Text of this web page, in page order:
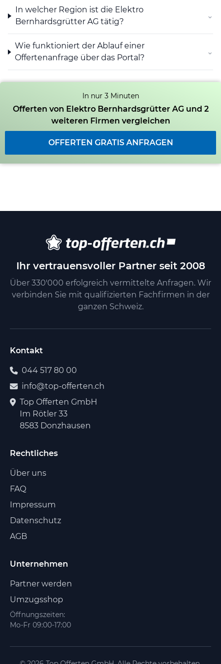
In welcher Region ist die Elektro
Bernhardsgrütter AG tätig?
⌄
Wie funktioniert der Ablauf einer
Offertenanfrage über das Portal?
⌄
In nur 3 Minuten
Offerten von Elektro Bernhardsgrütter AG und 2
weiteren Firmen vergleichen
OFFERTEN GRATIS ANFRAGEN
Ihr vertrauensvoller Partner seit 2008
Über 330'000 erfolgreich vermittelte Anfragen. Wir
verbinden Sie mit qualifizierten Fachfirmen in der
ganzen Schweiz.
Kontakt
044 517 80 00
info@top-offerten.ch
Top Offerten GmbH
Im Rötler 33
8583 Donzhausen
Rechtliches
Über uns
FAQ
Impressum
Datenschutz
AGB
Unternehmen
Partner werden
Umzugsshop
Öffnungszeiten:
Mo-Fr 09:00-17:00